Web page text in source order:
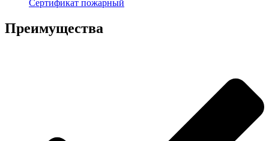
Сертификат пожарный
Преимущества